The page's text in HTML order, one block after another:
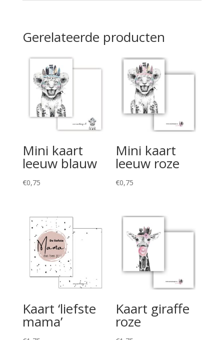
Gerelateerde producten
Mini kaart
leeuw blauw
€0,75
Mini kaart
leeuw roze
€0,75
Kaart ‘liefste
mama’
Kaart giraffe
roze